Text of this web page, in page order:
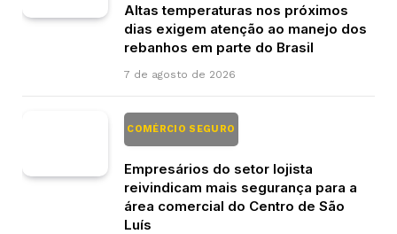
Altas temperaturas nos próximos
dias exigem atenção ao manejo dos
rebanhos em parte do Brasil
7 de agosto de 2026
COMÉRCIO SEGURO
Empresários do setor lojista
reivindicam mais segurança para a
área comercial do Centro de São
Luís